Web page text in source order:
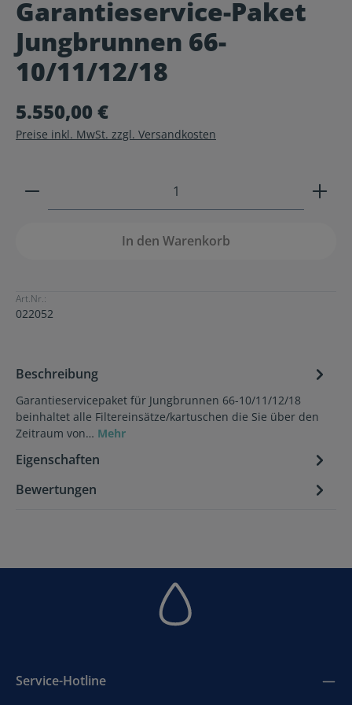
Durchschnittliche Bewertung von 0 von 5 Sternen
Garantieservice-Paket
Jungbrunnen 66-
10/11/12/18
5.550,00 €
Preise inkl. MwSt. zzgl. Versandkosten
Produkt Anzahl: Gib den gewünschten Wert ein
In den Warenkorb
Art.Nr.:
022052
Beschreibung
Garantieservicepaket für Jungbrunnen 66-10/11/12/18
beinhaltet alle Filtereinsätze/kartuschen die Sie über den
Zeitraum von… Mehr
Eigenschaften
Bewertungen
Service-Hotline